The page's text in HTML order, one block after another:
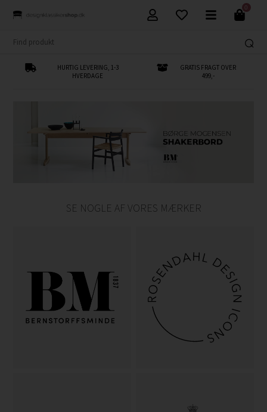
0
HURTIG LEVERING, 1-3
HVERDAGE
GRATIS FRAGT OVER
499,-
SE NOGLE AF VORES MÆRKER